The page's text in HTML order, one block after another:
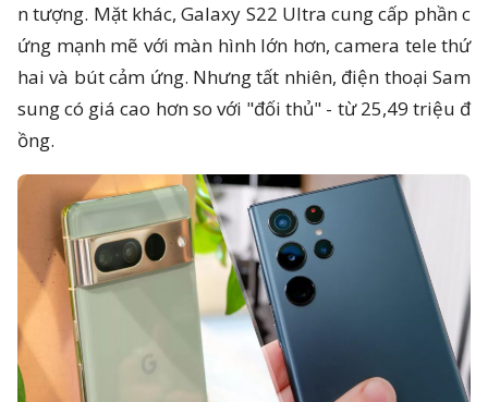
n tượng. Mặt khác, Galaxy S22 Ultra cung cấp phần c
ứng mạnh mẽ với màn hình lớn hơn, camera tele thứ
hai và bút cảm ứng. Nhưng tất nhiên, điện thoại Sam
sung có giá cao hơn so với "đối thủ" - từ 25,49 triệu đ
ồng.